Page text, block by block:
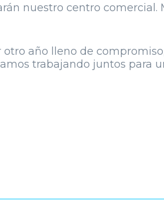
nuestro centro
año lleno de
trabajando juntos para